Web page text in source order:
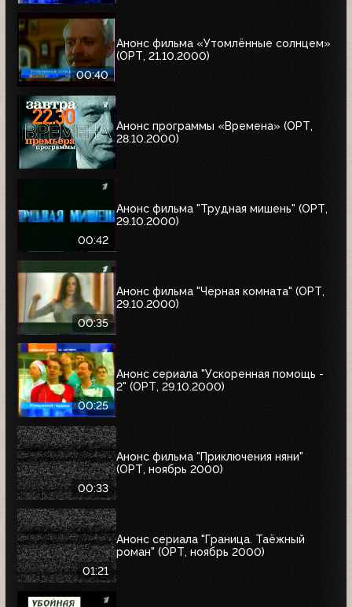
00:40
Анонс фильма «Утомлённые солнцем»
(ОРТ, 21.10.2000)
Анонс программы «Времена» (ОРТ,
28.10.2000)
00:42
Анонс фильма "Трудная мишень" (ОРТ,
29.10.2000)
00:35
Анонс фильма "Черная комната" (ОРТ,
29.10.2000)
00:25
Анонс сериала "Ускоренная помощь -
2" (ОРТ, 29.10.2000)
00:33
Анонс фильма "Приключения няни"
(ОРТ, ноябрь 2000)
01:21
Анонс сериала "Граница. Таёжный
роман" (ОРТ, ноябрь 2000)